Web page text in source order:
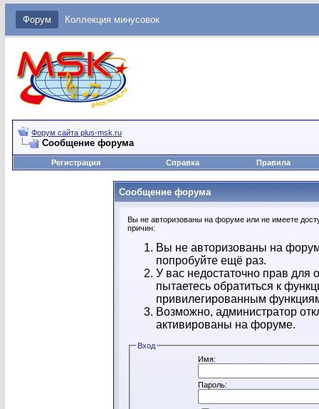
Форум Коллекция минусовок
Форум сайта plus-msk.ru
Сообщение форума
Регистрация Справка Правила
Сообщение форума
Вы не авторизованы на форуме или не имеете
причин:
Вы не авторизованы на
попробуйте ещё раз.
У вас недостаточно прав
пытаетесь обратиться к
привилегированным
Возможно, администратор
активированы на форуме.
Вход
Имя:
Пароль: